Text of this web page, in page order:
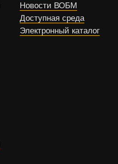
Новости ВОБМ
Доступная среда
Электронный каталог